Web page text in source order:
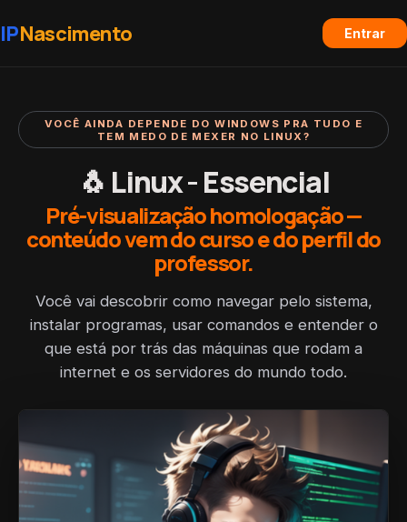
IPNascimento Entrar
VOCÊ AINDA DEPENDE DO WINDOWS PRA TUDO E
TEM MEDO DE MEXER NO LINUX?
🐧 Linux - Essencial
Pré-visualização homologação —
conteúdo vem do curso e do perfil do
professor.
Você vai descobrir como navegar pelo sistema,
instalar programas, usar comandos e entender o
que está por trás das máquinas que rodam a
internet e os servidores do mundo todo.